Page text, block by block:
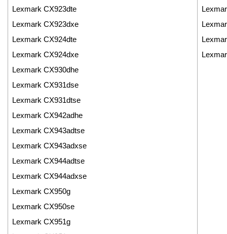
Lexmark CX923dte
Lexmark CX923dxe
Lexmark CX924dte
Lexmark CX924dxe
Lexmark CX930dhe
Lexmark CX931dse
Lexmark CX931dtse
Lexmark CX942adhe
Lexmark CX943adtse
Lexmark CX943adxse
Lexmark CX944adtse
Lexmark CX944adxse
Lexmark CX950g
Lexmark CX950se
Lexmark CX951g